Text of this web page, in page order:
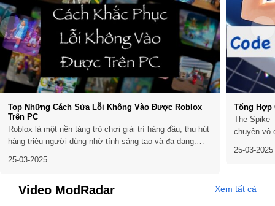
Top Những Cách Sửa Lỗi Không Vào Được Roblox
Trên PC
Roblox là một nền tảng trò chơi giải trí hàng đầu, thu hút
hàng triệu người dùng nhờ tính sáng tạo và đa dạng.
25-03-2025
Tổng Hợp
The Spike
chuyền vô
25-03-2025
Video ModRadar Xem tất cả